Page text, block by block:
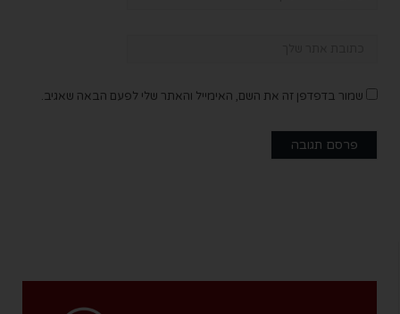
שמור בדפדפן זה את השם, האימייל והאתר שלי לפעם הבאה שאגיב.